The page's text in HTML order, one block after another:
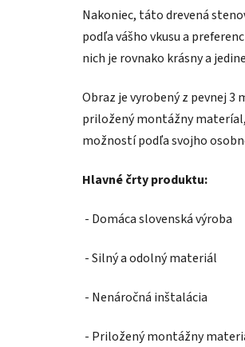
Nakoniec, táto drevená
podľa vášho vkusu a
nich je rovnako krásny a
Obraz je vyrobený z pevnej 3
priložený montážny
možností podľa svojho
Hlavné črty produktu:
- Domáca slovenská výroba
- Silný a odolný materiál
- Nenáročná inštalácia
- Priložený montážny